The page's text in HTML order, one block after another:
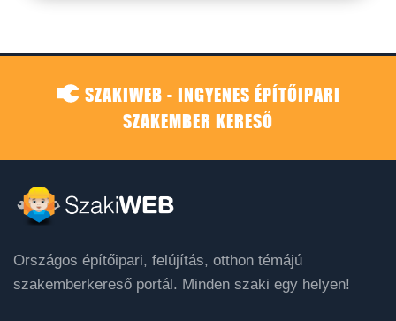
SZAKIWEB - INGYENES ÉPÍTŐIPARI
SZAKEMBER KERESŐ
Országos építőipari, felújítás, otthon témájú
szakemberkereső portál. Minden szaki egy helyen!